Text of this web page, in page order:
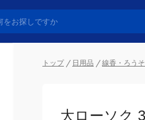
トップ 日用品 線香・ろうそ
大ローソク